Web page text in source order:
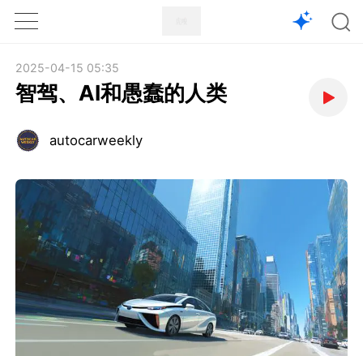
1X
2025-04-15 05:35
智驾、AI和愚蠢的人类
autocarweekly